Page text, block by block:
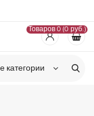
Товаров 0 (0 руб.)